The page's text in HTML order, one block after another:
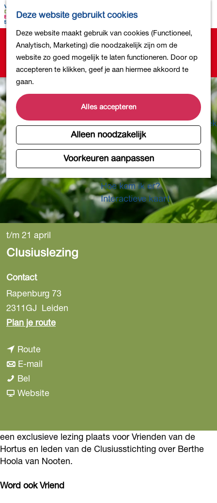
Deze website gebruikt cookies
Deze website maakt gebruik van cookies (Functioneel,
Analytisch, Marketing) die noodzakelijk zijn om de
website zo goed mogelijk te laten functioneren. Door op
accepteren te klikken, geef je aan hiermee akkoord te
gaan.
Alles accepteren
Alleen noodzakelijk
Voorkeuren aanpassen
a
r
d
e
h
o
m
e
p
a
g
K
a
r
t
Z
e
k
e
n
e
n
u
Bollen en Bloemen
Uit eten
DB4daagse - Inschrijven
Kinderactiviteiten
De natuur in
Musea en meer
Producten uit de Bollenstreek
Gezond en actief
Overnachten
Hoe kom ik er?
Interactieve kaart
Sorry, deze activiteit is niet meer beschikbaar.
Bekijk het
actuele aanbod
voor de beschikbare
opties.
t/m 21 april
Clusiuslezing
Contact
Rapenburg 73
2311GJ Leiden
Plan je routen
i
u
s
l
Routen
a
r
u
s
u
E-mail
a
l
u
s
Bel
l
i
u
s
Websitev
C
l
u
s
een exclusieve lezing plaats voor Vrienden van de
Hortus en leden van de Clusiusstichting over Berthe
Hoola van Nooten.
Word ook Vriend